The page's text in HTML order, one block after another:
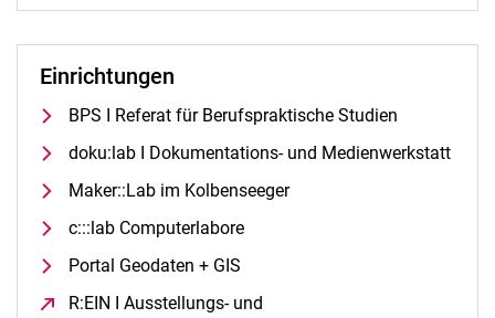
Einrichtungen
BPS I Referat für Berufspraktische Studien
doku:lab I Dokumentations- und Medienwerkstatt
Maker::Lab im Kolbenseeger
c:::lab Computerlabore
Portal Geodaten + GIS
R:EIN I Ausstellungs- und